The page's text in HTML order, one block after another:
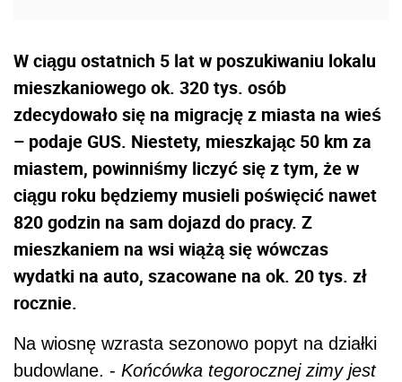
W ciągu ostatnich 5 lat w poszukiwaniu lokalu
mieszkaniowego ok. 320 tys. osób
zdecydowało się na migrację z miasta na wieś
– podaje GUS. Niestety, mieszkając 50 km za
miastem, powinniśmy liczyć się z tym, że w
ciągu roku będziemy musieli poświęcić nawet
820 godzin na sam dojazd do pracy. Z
mieszkaniem na wsi wiążą się wówczas
wydatki na auto, szacowane na ok. 20 tys. zł
rocznie.
Na wiosnę wzrasta sezonowo popyt na działki
budowlane. - Końcówka tegorocznej zimy jest